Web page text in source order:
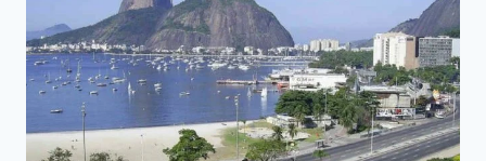
MORAR
NO
CONTEMPORÂNEO
BOTAFOGO
RESIDENCIAL